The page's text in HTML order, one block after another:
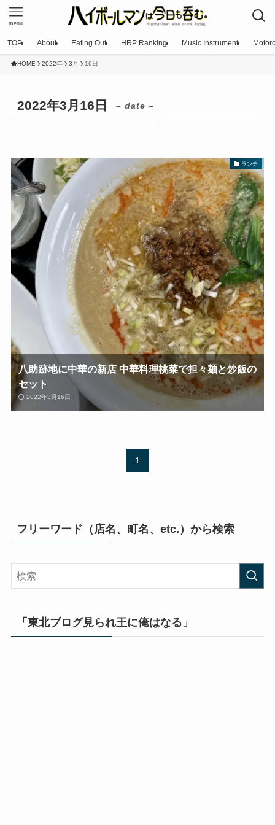
menu
TOP About Eating Out HRP Ranking Music Instrument
HOME 2022年 3月 16日
2022年3月16日 – date –
ランチ
八助跡地に中華の新店 中華料理桃菜で担々麺と炒飯の
セット
2022年3月16日
1
フリーワード（店名、町名、etc.）から検索
「東北ブログ見られ王に俺はなる」